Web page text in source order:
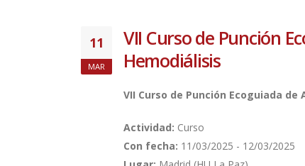
11
MAR
VII Curso de Punción
Hemodiálisis
VII Curso de Punción Ecoguiada
Actividad: Curso
Con fecha: 11/03/2025 - 12/03/2025